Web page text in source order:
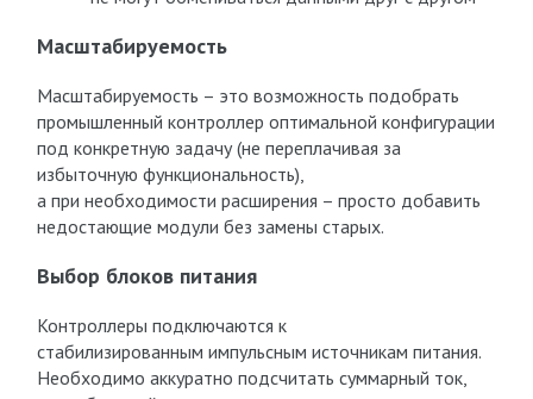
Масштабируемость
Масштабируемость – это возможность подобрать
промышленный контроллер оптимальной конфигурации
под конкретную задачу (не переплачивая за
избыточную функциональность),
а при необходимости расширения – просто добавить
недостающие модули без замены старых.
Выбор блоков питания
Контроллеры подключаются к
стабилизированным импульсным источникам питания.
Необходимо аккуратно подсчитать суммарный ток,